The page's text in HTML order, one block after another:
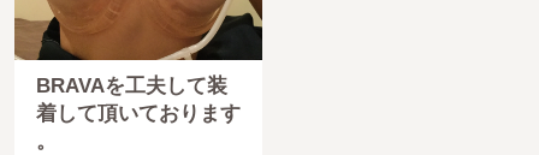
BRAVAを工夫して装
着して頂いております
。